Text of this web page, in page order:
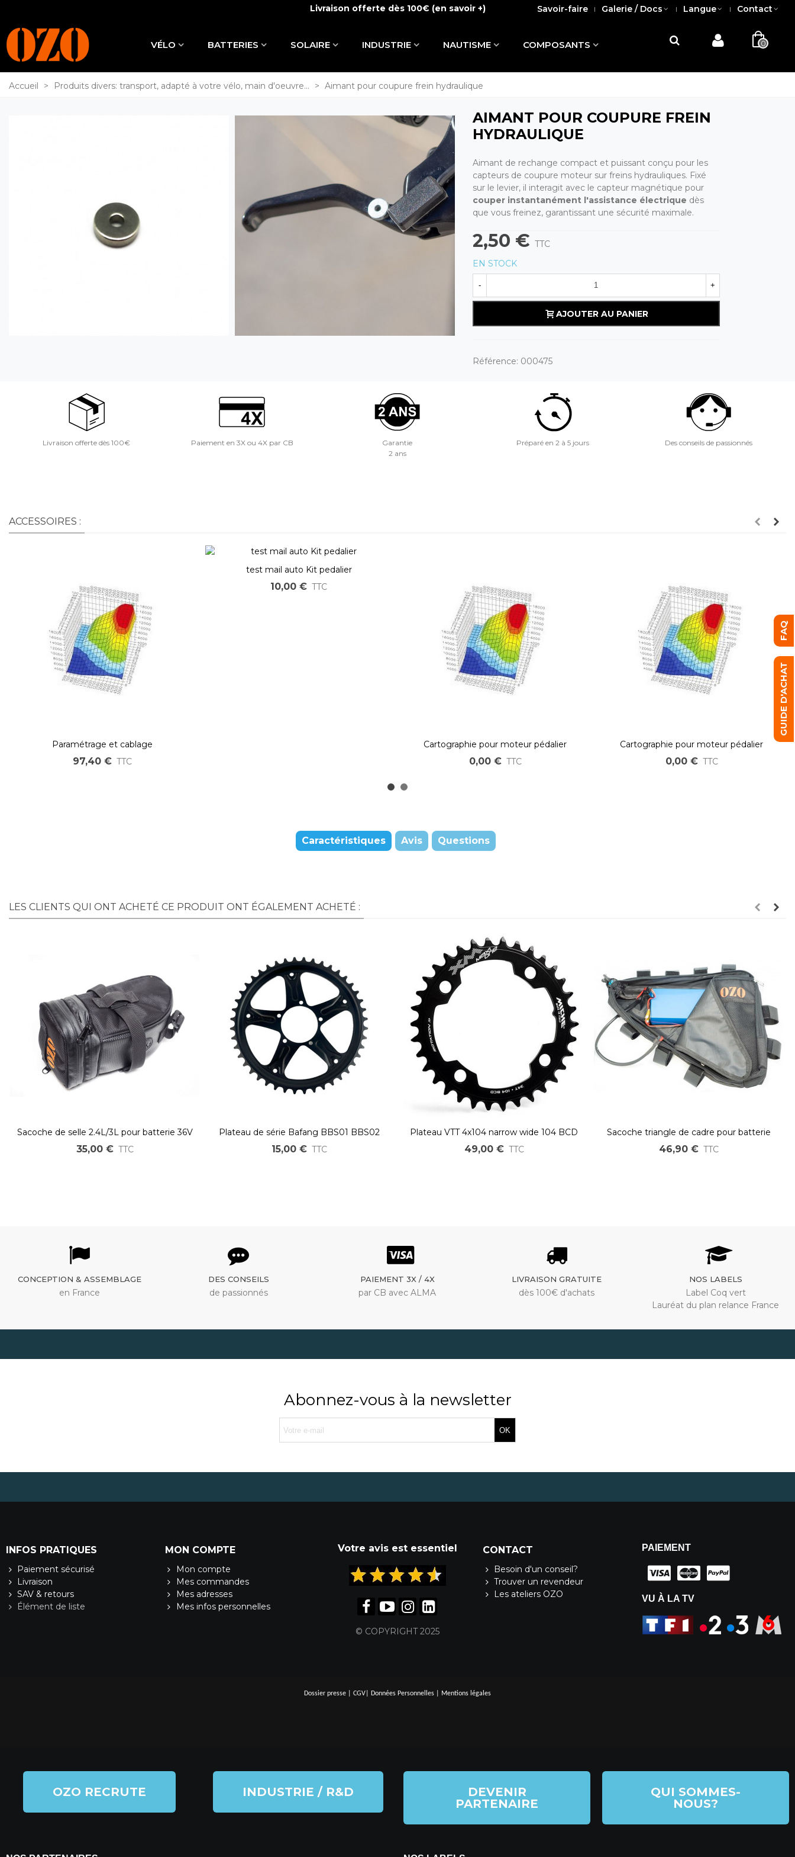
Livraison offerte dès 100€ (en savoir +) Savoir-faire Galerie / Docs Langue Contact
VÉLO BATTERIES SOLAIRE INDUSTRIE NAUTISME COMPOSANTS 0
Accueil > Produits divers: transport, adapté à votre vélo, main d'oeuvre... > Aimant pour coupure frein hydraulique
AIMANT POUR COUPURE FREIN
HYDRAULIQUE
Aimant de rechange compact et puissant conçu pour les
capteurs de coupure moteur sur freins hydrauliques. Fixé
sur le levier, il interagit avec le capteur magnétique pour
couper instantanément l'assistance électrique dès
que vous freinez, garantissant une sécurité maximale.
2,50 € TTC
EN STOCK
- +
AJOUTER AU PANIER
Référence: 000475
Livraison offerte dès 100€ Paiement en 3X ou 4X par CB
Garantie
2 ans
Préparé en 2 à 5 jours Des conseils de passionnés
ACCESSOIRES :
Paramétrage et cablage
97,40 € TTC
test mail auto Kit pedalier
10,00 € TTC
Cartographie pour moteur pédalier
optimisée OZO
0,00 € TTC
Cartographie pour moteur pédalier
VTT/Cargo
0,00 € TTC
Caractéristiques Avis Questions
LES CLIENTS QUI ONT ACHETÉ CE PRODUIT ONT ÉGALEMENT ACHETÉ :
Sacoche de selle 2.4L/3L pour batterie 36V
et 48V
35,00 € TTC
Plateau de série Bafang BBS01 BBS02
M215 M315 G340
15,00 € TTC
Plateau VTT 4x104 narrow wide 104 BCD
49,00 € TTC
Sacoche triangle de cadre pour batterie
46,90 € TTC
CONCEPTION & ASSEMBLAGE
en France
DES CONSEILS
de passionnés
PAIEMENT 3X / 4X
par CB avec ALMA
LIVRAISON GRATUITE
dès 100€ d'achats
NOS LABELS
Label Coq vert
Lauréat du plan relance France
Abonnez-vous à la newsletter
OK
INFOS PRATIQUES
Paiement sécurisé
Livraison
SAV & retours
Élément de liste
MON COMPTE
Mon compte
Mes commandes
Mes adresses
Mes infos personnelles
Votre avis est essentiel
© COPYRIGHT 2025
CONTACT
Besoin d'un conseil?
Trouver un revendeur
Les ateliers OZO
PAIEMENT
VU À LA TV
Dossier presse CGV Données Personnelles Mentions légales
OZO RECRUTE INDUSTRIE / R&D
DEVENIR
PARTENAIRE
QUI SOMMES-
NOUS?
FAQ
GUIDE D'ACHAT